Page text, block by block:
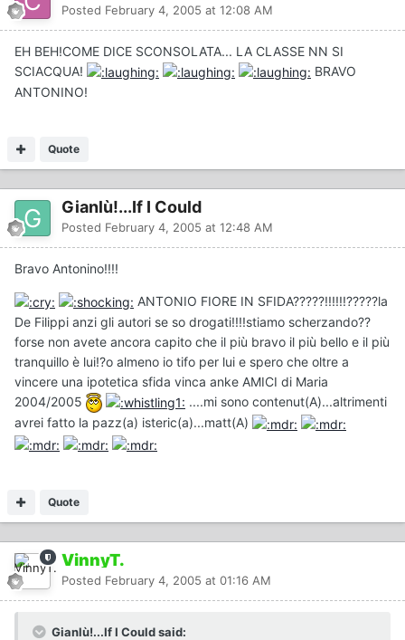
Posted February 4, 2005 at 12:08 AM
EH BEH!COME DICE SCONSOLATA... LA CLASSE NN SI
SCIACQUA!
BRAVO
ANTONINO!
Quote
Gianlù!...If I Could
Posted February 4, 2005 at 12:48 AM
Bravo Antonino!!!!
ANTONIO FIORE IN SFIDA?????!!!!!!?????la
De Filippi anzi gli autori se so drogati!!!!stiamo scherzando??
forse non avete ancora capito che il più bravo il più bello e il più
tranquillo è lui!?o almeno io tifo per lui e spero che oltre a
vincere una ipotetica sfida vinca anke AMICI di Maria
2004/2005
....mi sono contenut(A)...altrimenti
avrei fatto la pazz(a) isteric(a)...matt(A)
Quote
VinnyT.
Posted February 4, 2005 at 01:16 AM
Gianlù!...If I Could said: